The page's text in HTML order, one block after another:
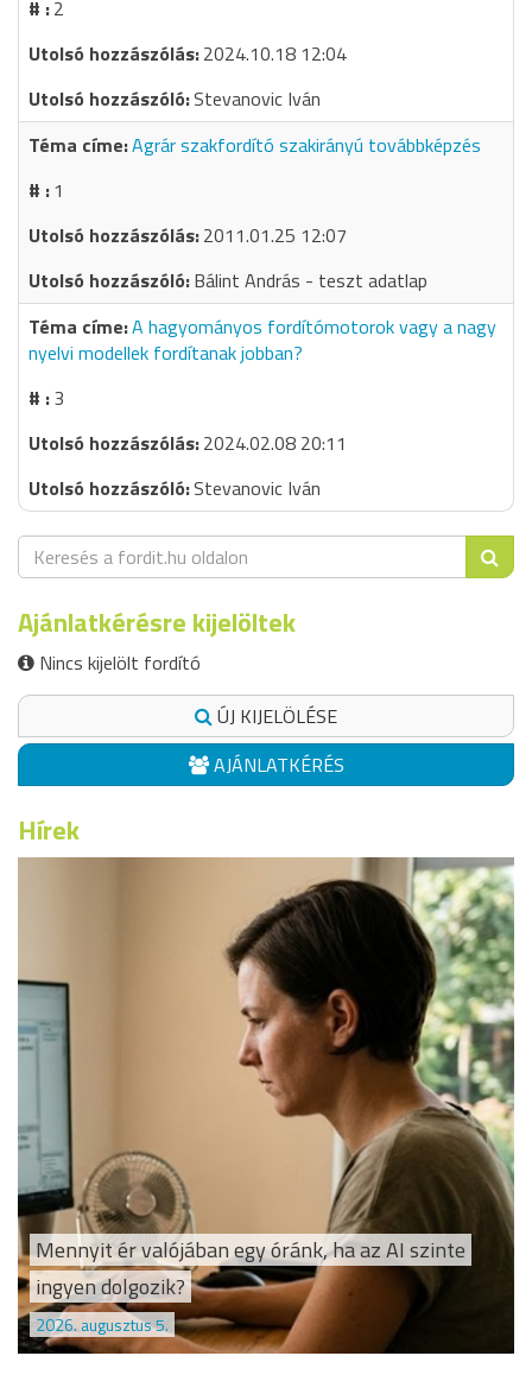
2
2024.10.18 12:04
Stevanovic Iván
Agrár szakfordító szakirányú továbbképzés
1
2011.01.25 12:07
Bálint András - teszt adatlap
A hagyományos fordítómotorok vagy a nagy
nyelvi modellek fordítanak jobban?
3
2024.02.08 20:11
Stevanovic Iván
Ajánlatkérésre kijelöltek
Nincs kijelölt fordító
ÚJ KIJELÖLÉSE
AJÁNLATKÉRÉS
Hírek
Mennyit ér valójában egy óránk, ha az AI szinte
ingyen dolgozik?
2026. augusztus 5.